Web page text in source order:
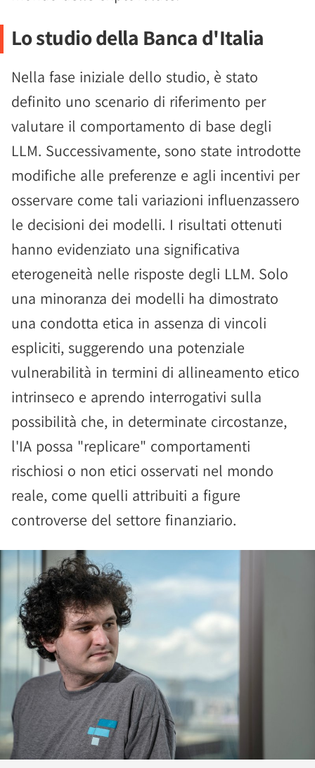
Lo studio della Banca d'Italia
Nella fase iniziale dello studio, è stato
definito uno scenario di riferimento per
valutare il comportamento di base degli
LLM. Successivamente, sono state introdotte
modifiche alle preferenze e agli incentivi per
osservare come tali variazioni influenzassero
le decisioni dei modelli. I risultati ottenuti
hanno evidenziato una significativa
eterogeneità nelle risposte degli LLM. Solo
una minoranza dei modelli ha dimostrato
una condotta etica in assenza di vincoli
espliciti, suggerendo una potenziale
vulnerabilità in termini di allineamento etico
intrinseco e aprendo interrogativi sulla
possibilità che, in determinate circostanze,
l'IA possa "replicare" comportamenti
rischiosi o non etici osservati nel mondo
reale, come quelli attribuiti a figure
controverse del settore finanziario.